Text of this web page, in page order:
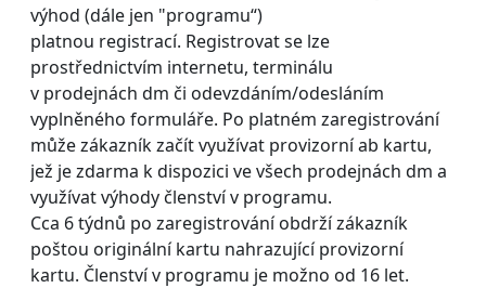
výhod (dále jen "programu“)
platnou registrací. Registrovat se lze
prostřednictvím internetu, terminálu
v prodejnách dm či odevzdáním/odesláním
vyplněného formuláře. Po platném zaregistrování
může zákazník začít využívat provizorní ab kartu,
jež je zdarma k dispozici ve všech prodejnách dm a
využívat výhody členství v programu.
Cca 6 týdnů po zaregistrování obdrží zákazník
poštou originální kartu nahrazující provizorní
kartu. Členství v programu je možno od 16 let.